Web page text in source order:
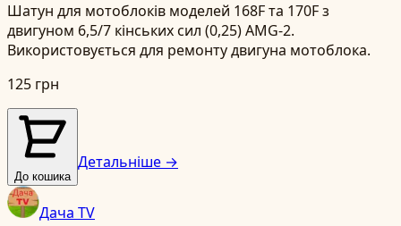
Шатун для мотоблоків моделей 168F та 170F з
двигуном 6,5/7 кінських сил (0,25) AMG-2.
Використовується для ремонту двигуна мотоблока.
125 грн
До кошика
Детальніше →
Дача TV